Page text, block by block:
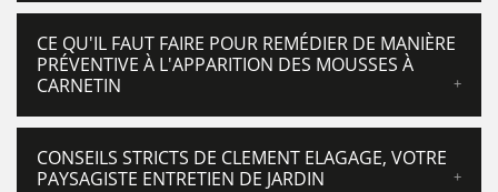
CE QU'IL FAUT FAIRE POUR REMÉDIER DE MANIÈRE
PRÉVENTIVE À L'APPARITION DES MOUSSES À
CARNETIN
CONSEILS STRICTS DE CLEMENT ELAGAGE, VOTRE
PAYSAGISTE ENTRETIEN DE JARDIN